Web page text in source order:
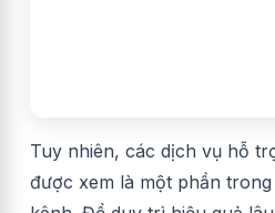
Tuy nhiên, các dịch vụ hỗ
được xem là một phần